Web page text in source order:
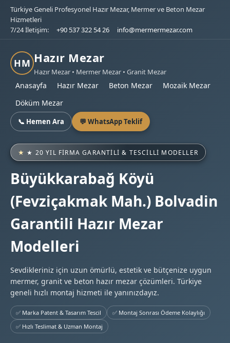
Türkiye Geneli Profesyonel Hazır Mezar, Mermer ve Beton Mezar
Hizmetleri
7/24 İletişim:
+90 537 322 54 26 info@mermermezar.com
HM Hazır Mezar
Hazır Mezar • Mermer Mezar • Granit Mezar
Anasayfa Hazır Mezar Beton Mezar
Mozaik Mezar
Döküm Mezar
📞 Hemen Ara 💬 WhatsApp Teklif
★ 20 YIL FIRMA GARANTILI & TESCILLI MODELLER
Büyükkarabağ Köyü
(Fevziçakmak Mah.) Bolvadin
Garantili Hazır Mezar
Modelleri
Sevdikleriniz için uzun ömürlü, estetik ve bütçenize uygun
mermer, granit ve beton hazır mezar çözümleri. Türkiye
geneli hızlı montaj hizmeti ile yanınızdayız.
✅ Marka Patent & Tasarım Tescil
✅ Montaj Sonrası Ödeme Kolaylığı
✅ Hızlı Teslimat & Uzman Montaj